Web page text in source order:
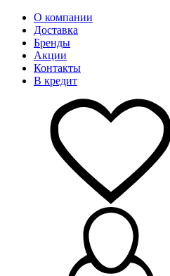
О компании
Доставка
Бренды
Акции
Контакты
В кредит